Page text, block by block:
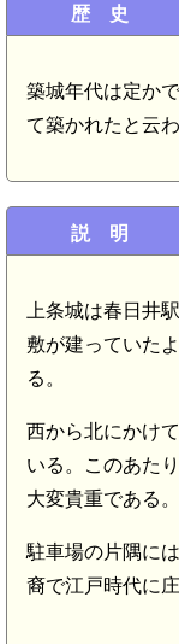
歴 史
築城年代は定か
て築かれたと云わ
説 明
上条城は春日井
敷が建っていた
る。
西から北にかけ
いる。このあた
大変貴重である。
駐車場の片隅に
裔で江戸時代に